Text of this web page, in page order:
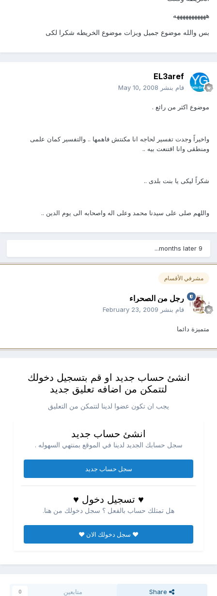
هههههههههههه
بس والله موضوع جميل وبزات موضوع الخريطه شكرا لكى
EL3aref
قام بنشر May 10, 2008
موضوع اكثر من رائع .
واخيراً وجدت تفسير لحاجه انا مكنتش فاهمها .. والتفسير كمان علمى
ومنطقى وانا اقتنعت بيه ..
شكراً ليكى يا بنت بلدى ..
واللهم صلى على سيدنا محمد وعلى اله واصحابه الى يوم الدين ..
9 months later...
مشرفي الأقسام
رجل من الصحراء
قام بنشر February 23, 2009
متميزة دائما
انشئ حساب جديد او قم بتسجيل دخولك
لتتمكن من اضافه تعليق جديد
يجب ان تكون عضوا لدينا لتتمكن من التعليق
انشئ حساب جديد
سجل حسابك الجديد لدينا في الموقع بمنتهي السهوله .
سجل حساب جديد
♥ تسجيل دخول ♥
هل تمتلك حساب بالفعل ؟ سجل دخولك من هنا.
♥ سجل دخولك الان ♥
Share متابعين 0